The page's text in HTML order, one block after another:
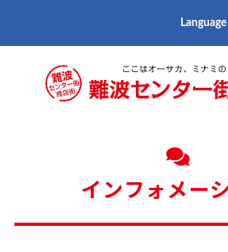
Language
インフォメー